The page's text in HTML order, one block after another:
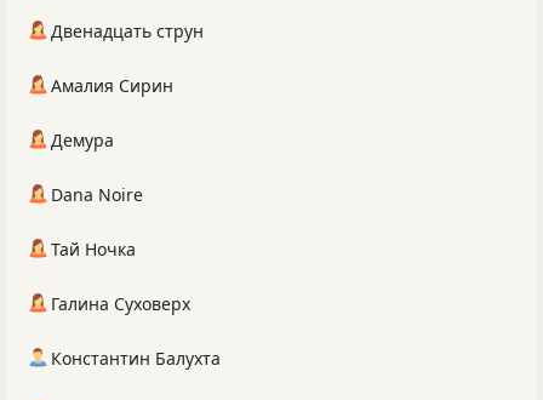
Двенадцать струн
Амалия Сирин
Демура
Dana Noire
Тай Ночка
Галина Суховерх
Константин Балухта